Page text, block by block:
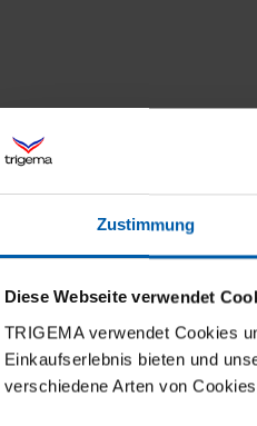
Zustimmung
Diese Webseite verwendet
TRIGEMA verwendet Cookies
Einkaufserlebnis bieten und
verschiedene Arten von